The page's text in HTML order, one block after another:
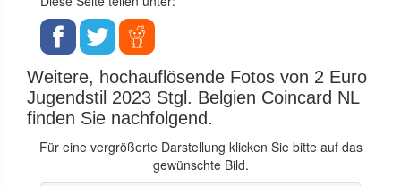
Weitere, hochauflösende Fotos von 2 Euro
Jugendstil 2023 Stgl. Belgien Coincard NL
finden Sie nachfolgend.
Für eine vergrößerte Darstellung klicken Sie bitte auf das
gewünschte Bild.